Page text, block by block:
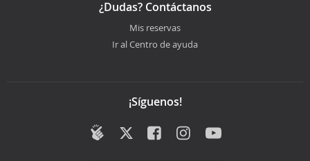
¿Dudas? Contáctanos
Mis reservas
Ir al Centro de ayuda
¡Síguenos!